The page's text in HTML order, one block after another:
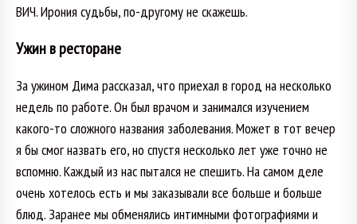
ВИЧ. Ирония судьбы, по-другому не скажешь.
Ужин в ресторане
За ужином Дима рассказал, что приехал в город на несколько
недель по работе. Он был врачом и занимался изучением
какого-то сложного названия заболевания. Может в тот вечер
я бы смог назвать его, но спустя несколько лет уже точно не
вспомню. Каждый из нас пытался не спешить. На самом деле
очень хотелось есть и мы заказывали все больше и больше
блюд. Заранее мы обменялись интимными фотографиями и